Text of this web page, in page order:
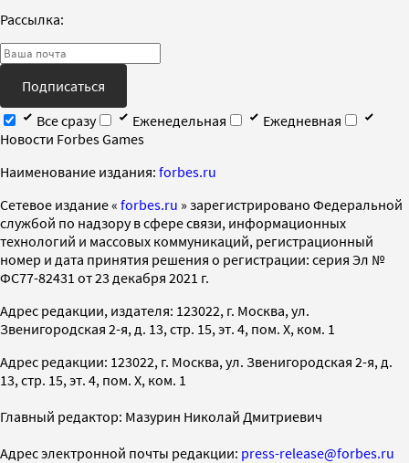
Рассылка:
Подписаться
Все сразу
Еженедельная
Ежедневная
Новости Forbes Games
Наименование издания: forbes.ru
Cетевое издание « forbes.ru » зарегистрировано Федеральной
службой по надзору в сфере связи, информационных
технологий и массовых коммуникаций, регистрационный
номер и дата принятия решения о регистрации: серия Эл №
ФС77-82431 от 23 декабря 2021 г.
Адрес редакции, издателя: 123022, г. Москва, ул.
Звенигородская 2-я, д. 13, стр. 15, эт. 4, пом. X, ком. 1
Адрес редакции: 123022, г. Москва, ул. Звенигородская 2-я, д.
13, стр. 15, эт. 4, пом. X, ком. 1
Главный редактор: Мазурин Николай Дмитриевич
Адрес электронной почты редакции: press-release@forbes.ru